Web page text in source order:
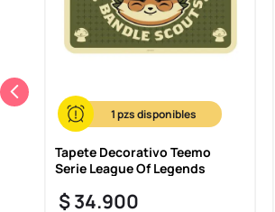
1
Tapete Decorativo Teemo
Serie League Of Legends
$34.900